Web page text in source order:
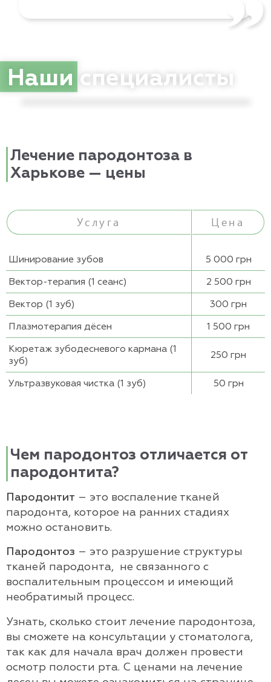
Наши специалисты
Лечение пародонтоза в
Харькове — цены
Услуга Цена
Шинирование зубов
5 000 грн
Вектор-терапия (1 сеанс)
2 500 грн
Вектор (1 зуб)
300 грн
Плазмотерапия дёсен
1 500 грн
Кюретаж зубодесневого кармана (1
зуб)
250 грн
Ультразвуковая чистка (1 зуб) 50 грн
Чем пародонтоз отличается от
пародонтита?
Пародонтит – это воспаление тканей
пародонта, которое на ранних стадиях
можно остановить.
Пародонтоз – это разрушение структуры
тканей пародонта, не связанного с
воспалительным процессом и имеющий
необратимый процесс.
Узнать, сколько стоит лечение пародонтоза,
вы сможете на консультации у стоматолога,
так как для начала врач должен провести
осмотр полости рта. С ценами на лечение